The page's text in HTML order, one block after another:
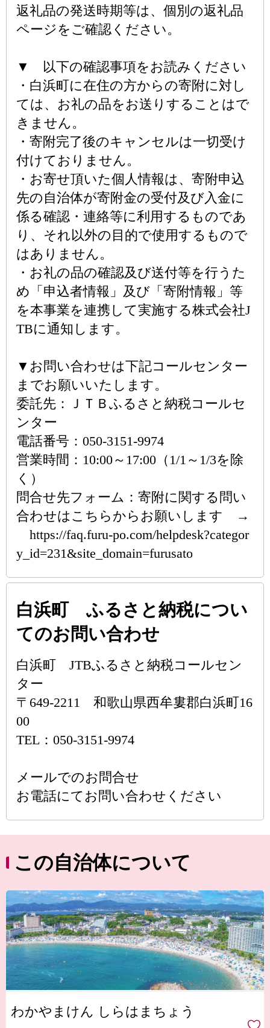
返礼品の発送時期等は、個別の返礼品
ページをご確認ください。
▼ 以下の確認事項をお読みください
・白浜町に在住の方からの寄附に対し
ては、お礼の品をお送りすることはで
きません。
・寄附完了後のキャンセルは一切受け
付けておりません。
・お寄せ頂いた個人情報は、寄附申込
先の自治体が寄附金の受付及び入金に
係る確認・連絡等に利用するものであ
り、それ以外の目的で使用するもので
はありません。
・お礼の品の確認及び送付等を行うた
め「申込者情報」及び「寄附情報」等
を本事業を連携して実施する株式会社J
TBに通知します。
▼お問い合わせは下記コールセンター
までお願いいたします。
委託先：ＪＴＢふるさと納税コールセ
ンター
電話番号：050-3151-9974
営業時間：10:00～17:00（1/1～1/3を除
く）
問合せ先フォーム：寄附に関する問い
合わせはこちらからお願いします →
https://faq.furu-po.com/helpdesk?categor
y_id=231&site_domain=furusato
白浜町 ふるさと納税につい
てのお問い合わせ
白浜町 JTBふるさと納税コールセン
ター
〒649-2211 和歌山県西牟婁郡白浜町16
00
TEL：050-3151-9974
メールでのお問合せ
お電話にてお問い合わせください
この自治体について
わかやまけん しらはまちょう